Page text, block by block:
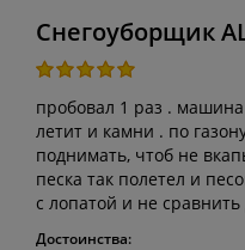
Снегоуборщик
пробовал 1 раз .
летит и камни . по
поднимать, чтоб не
песка так полетел и
с лопатой и не
Достоинства: